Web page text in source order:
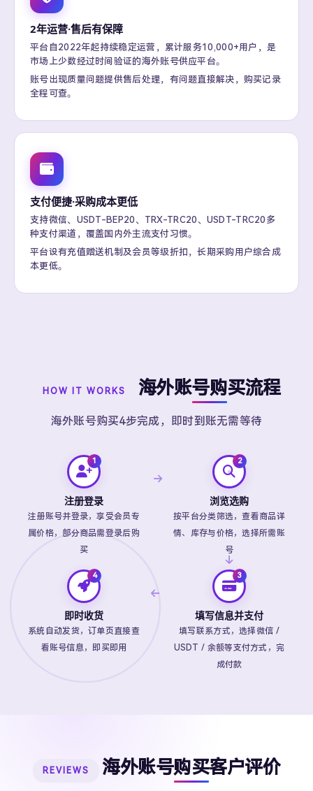
2年运营·售后有保障
平台自2022年起持续稳定运营，累计服务10,000+用户，是
市场上少数经过时间验证的海外账号供应平台。
账号出现质量问题提供售后处理，有问题直接解决，购买记录
全程可查。
支付便捷·采购成本更低
支持微信、USDT-BEP20、TRX-TRC20、USDT-TRC20多
种支付渠道，覆盖国内外主流支付习惯。
平台设有充值赠送机制及会员等级折扣，长期采购用户综合成
本更低。
HOW IT WORKS 海外账号购买流程
海外账号购买4步完成，即时到账无需等待
注册登录
注册账号并登录，享受会员专
属价格，部分商品需登录后购
买
浏览选购
按平台分类筛选，查看商品详
情、库存与价格，选择所需账
号
填写信息并支付
填写联系方式，选择微信 /
USDT / 余额等支付方式，完
成付款
即时收货
系统自动发货，订单页直接查
看账号信息，即买即用
REVIEWS 海外账号购买客户评价